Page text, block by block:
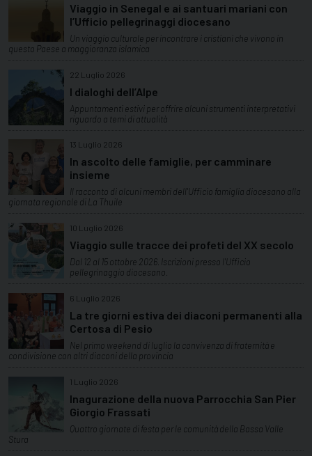
Viaggio in Senegal e ai santuari mariani con
l’Ufficio pellegrinaggi diocesano
Un viaggio culturale per incontrare i cristiani che vivono in
questo Paese a maggioranza islamica
22 Luglio 2026
I dialoghi dell’Alpe
Appuntamenti estivi per offrire alcuni strumenti interpretativi
riguardo a temi di attualità
13 Luglio 2026
In ascolto delle famiglie, per camminare
insieme
Il racconto di alcuni membri dell'Ufficio famiglia diocesano alla
giornata regionale di La Thuile
10 Luglio 2026
Viaggio sulle tracce dei profeti del XX secolo
Dal 12 al 15 ottobre 2026. Iscrizioni presso l'Ufficio
pellegrinaggio diocesano.
6 Luglio 2026
La tre giorni estiva dei diaconi permanenti alla
Certosa di Pesio
Nel primo weekend di luglio la convivenza di fraternità e
condivisione con altri diaconi della provincia
1 Luglio 2026
Inagurazione della nuova Parrocchia San Pier
Giorgio Frassati
Quattro giornate di festa per le comunità della Bassa Valle
Stura